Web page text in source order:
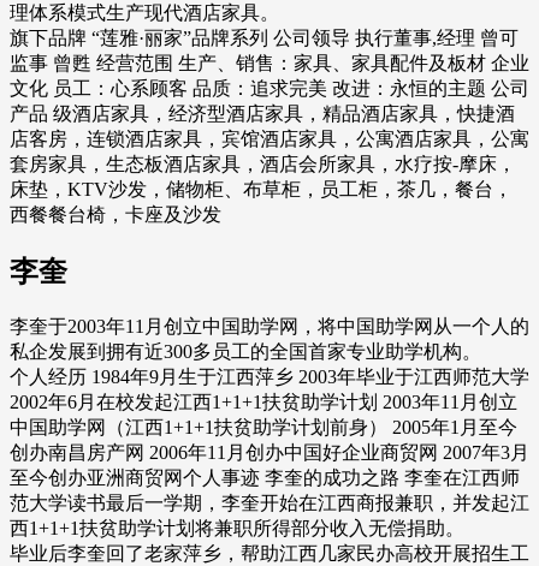
理体系模式生产现代酒店家具。
旗下品牌 “莲雅·丽家”品牌系列 公司领导 执行董事,经理 曾可
监事 曾甦 经营范围 生产、销售：家具、家具配件及板材 企业
文化 员工：心系顾客 品质：追求完美 改进：永恒的主题 公司
产品 级酒店家具，经济型酒店家具，精品酒店家具，快捷酒
店客房，连锁酒店家具，宾馆酒店家具，公寓酒店家具，公寓
套房家具，生态板酒店家具，酒店会所家具，水疗按-摩床，
床垫，KTV沙发，储物柜、布草柜，员工柜，茶几，餐台，
西餐餐台椅，卡座及沙发
李奎
李奎于2003年11月创立中国助学网，将中国助学网从一个人的
私企发展到拥有近300多员工的全国首家专业助学机构。
个人经历 1984年9月生于江西萍乡 2003年毕业于江西师范大学
2002年6月在校发起江西1+1+1扶贫助学计划 2003年11月创立
中国助学网（江西1+1+1扶贫助学计划前身） 2005年1月至今
创办南昌房产网 2006年11月创办中国好企业商贸网 2007年3月
至今创办亚洲商贸网个人事迹 李奎的成功之路 李奎在江西师
范大学读书最后一学期，李奎开始在江西商报兼职，并发起江
西1+1+1扶贫助学计划将兼职所得部分收入无偿捐助。
毕业后李奎回了老家萍乡，帮助江西几家民办高校开展招生工